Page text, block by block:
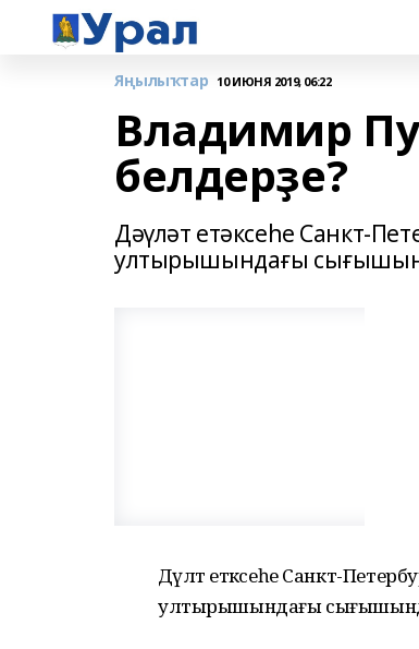
Яңылыҡтар 10 ИЮНЯ 2019, 06:22
Владимир
белдерҙе?
Дәүләт етәксеһе Санкт-
ултырышындағы
Дәүләт етәксеһе Санкт-
ултырышындағы сығышында